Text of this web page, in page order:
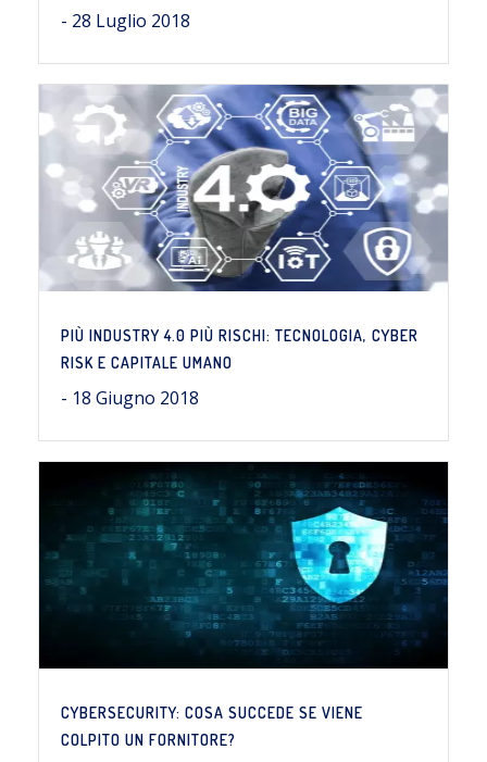
- 28 Luglio 2018
PIÙ INDUSTRY 4.0 PIÙ RISCHI: TECNOLOGIA, CYBER
RISK E CAPITALE UMANO
- 18 Giugno 2018
CYBERSECURITY: COSA SUCCEDE SE VIENE
COLPITO UN FORNITORE?